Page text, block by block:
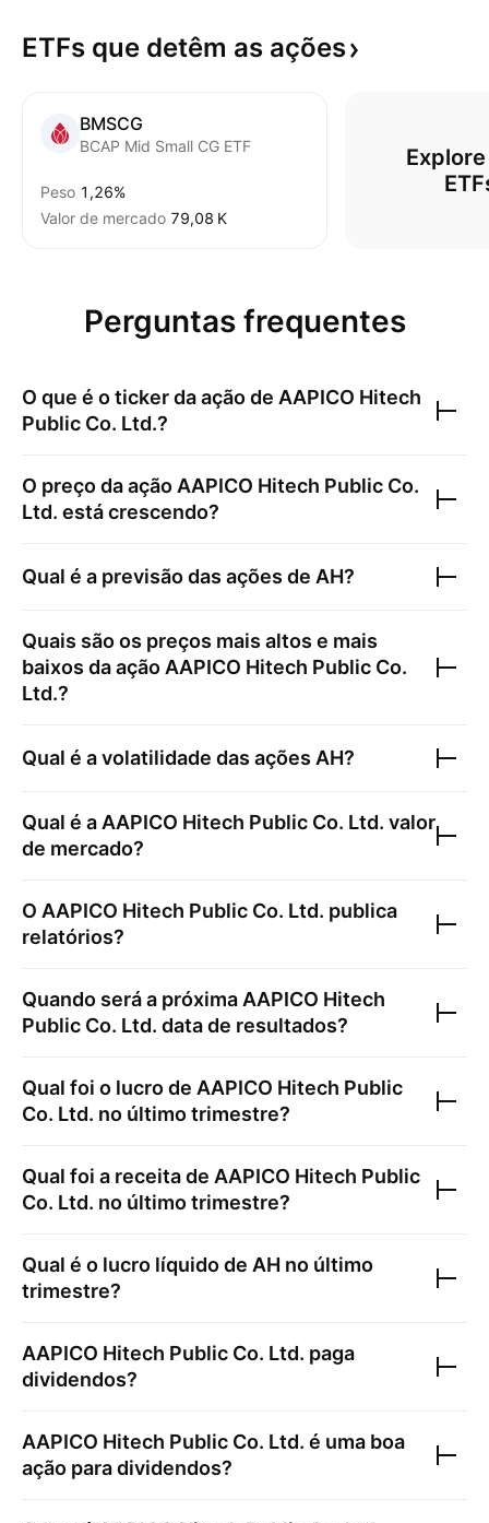
ETFs que detêm as ações
BMSCG
BCAP Mid Small CG ETF
Peso 1,26%
Valor de mercado ‪79,08 K‬
Perguntas frequentes
O que é o ticker da ação de AAPICO Hitech
Public Co. Ltd.?
O preço da ação AAPICO Hitech Public Co.
Ltd. está crescendo?
Qual é a previsão das ações de AH?
Quais são os preços mais altos e mais
baixos da ação AAPICO Hitech Public Co.
Ltd.?
Qual é a volatilidade das ações AH?
Qual é a AAPICO Hitech Public Co. Ltd. valor
de mercado?
O AAPICO Hitech Public Co. Ltd. publica
relatórios?
Quando será a próxima AAPICO Hitech
Public Co. Ltd. data de resultados?
Qual foi o lucro de AAPICO Hitech Public
Co. Ltd. no último trimestre?
Qual foi a receita de AAPICO Hitech Public
Co. Ltd. no último trimestre?
Qual é o lucro líquido de AH no último
trimestre?
AAPICO Hitech Public Co. Ltd. paga
dividendos?
AAPICO Hitech Public Co. Ltd. é uma boa
ação para dividendos?